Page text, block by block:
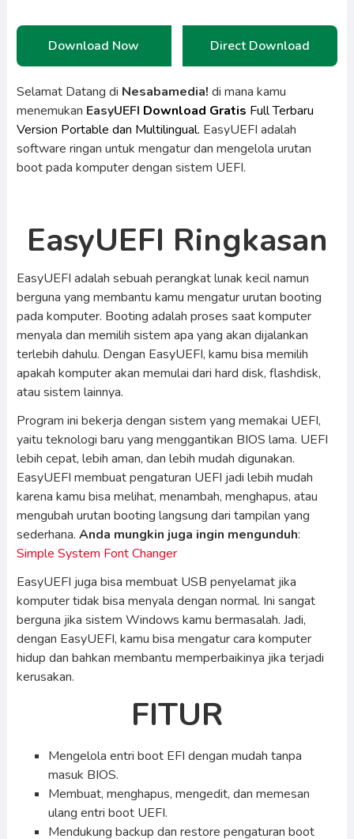
Download Now Direct Download
Selamat Datang di Nesabamedia! di mana kamu
menemukan EasyUEFI Download Gratis Full Terbaru
Version Portable dan Multilingual. EasyUEFI adalah
software ringan untuk mengatur dan mengelola urutan
boot pada komputer dengan sistem UEFI.
EasyUEFI Ringkasan
EasyUEFI adalah sebuah perangkat lunak kecil namun
berguna yang membantu kamu mengatur urutan booting
pada komputer. Booting adalah proses saat komputer
menyala dan memilih sistem apa yang akan dijalankan
terlebih dahulu. Dengan EasyUEFI, kamu bisa memilih
apakah komputer akan memulai dari hard disk, flashdisk,
atau sistem lainnya.
Program ini bekerja dengan sistem yang memakai UEFI,
yaitu teknologi baru yang menggantikan BIOS lama. UEFI
lebih cepat, lebih aman, dan lebih mudah digunakan.
EasyUEFI membuat pengaturan UEFI jadi lebih mudah
karena kamu bisa melihat, menambah, menghapus, atau
mengubah urutan booting langsung dari tampilan yang
sederhana. Anda mungkin juga ingin mengunduh:
Simple System Font Changer
EasyUEFI juga bisa membuat USB penyelamat jika
komputer tidak bisa menyala dengan normal. Ini sangat
berguna jika sistem Windows kamu bermasalah. Jadi,
dengan EasyUEFI, kamu bisa mengatur cara komputer
hidup dan bahkan membantu memperbaikinya jika terjadi
kerusakan.
FITUR
Mengelola entri boot EFI dengan mudah tanpa
masuk BIOS.
Membuat, menghapus, mengedit, dan memesan
ulang entri boot UEFI.
Mendukung backup dan restore pengaturan boot